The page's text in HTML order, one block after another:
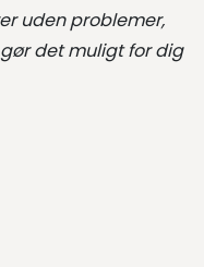
uden problemer,
det muligt for dig